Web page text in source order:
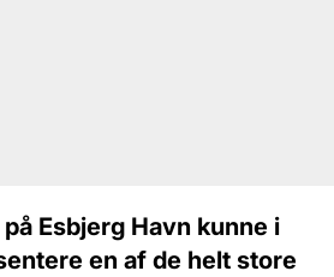
Esbjerg Havn kunne i
en af de helt store